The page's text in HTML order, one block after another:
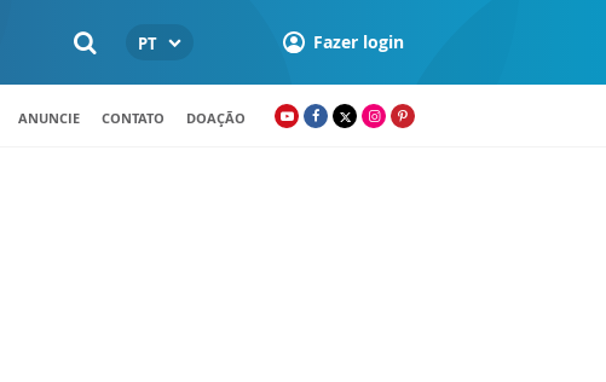
PT Fazer login
ANUNCIE CONTATO DOAÇÃO